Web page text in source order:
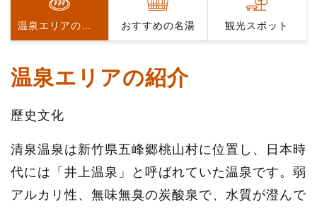
おすすめの名湯 観光スポット
温泉エリアの紹介
歷史文化
清泉温泉は新竹県五峰郷桃山村に位置し、日本時
代には「井上温泉」と呼ばれていた温泉です。弱
アルカリ性、無味無臭の炭酸泉で、水質が澄んで